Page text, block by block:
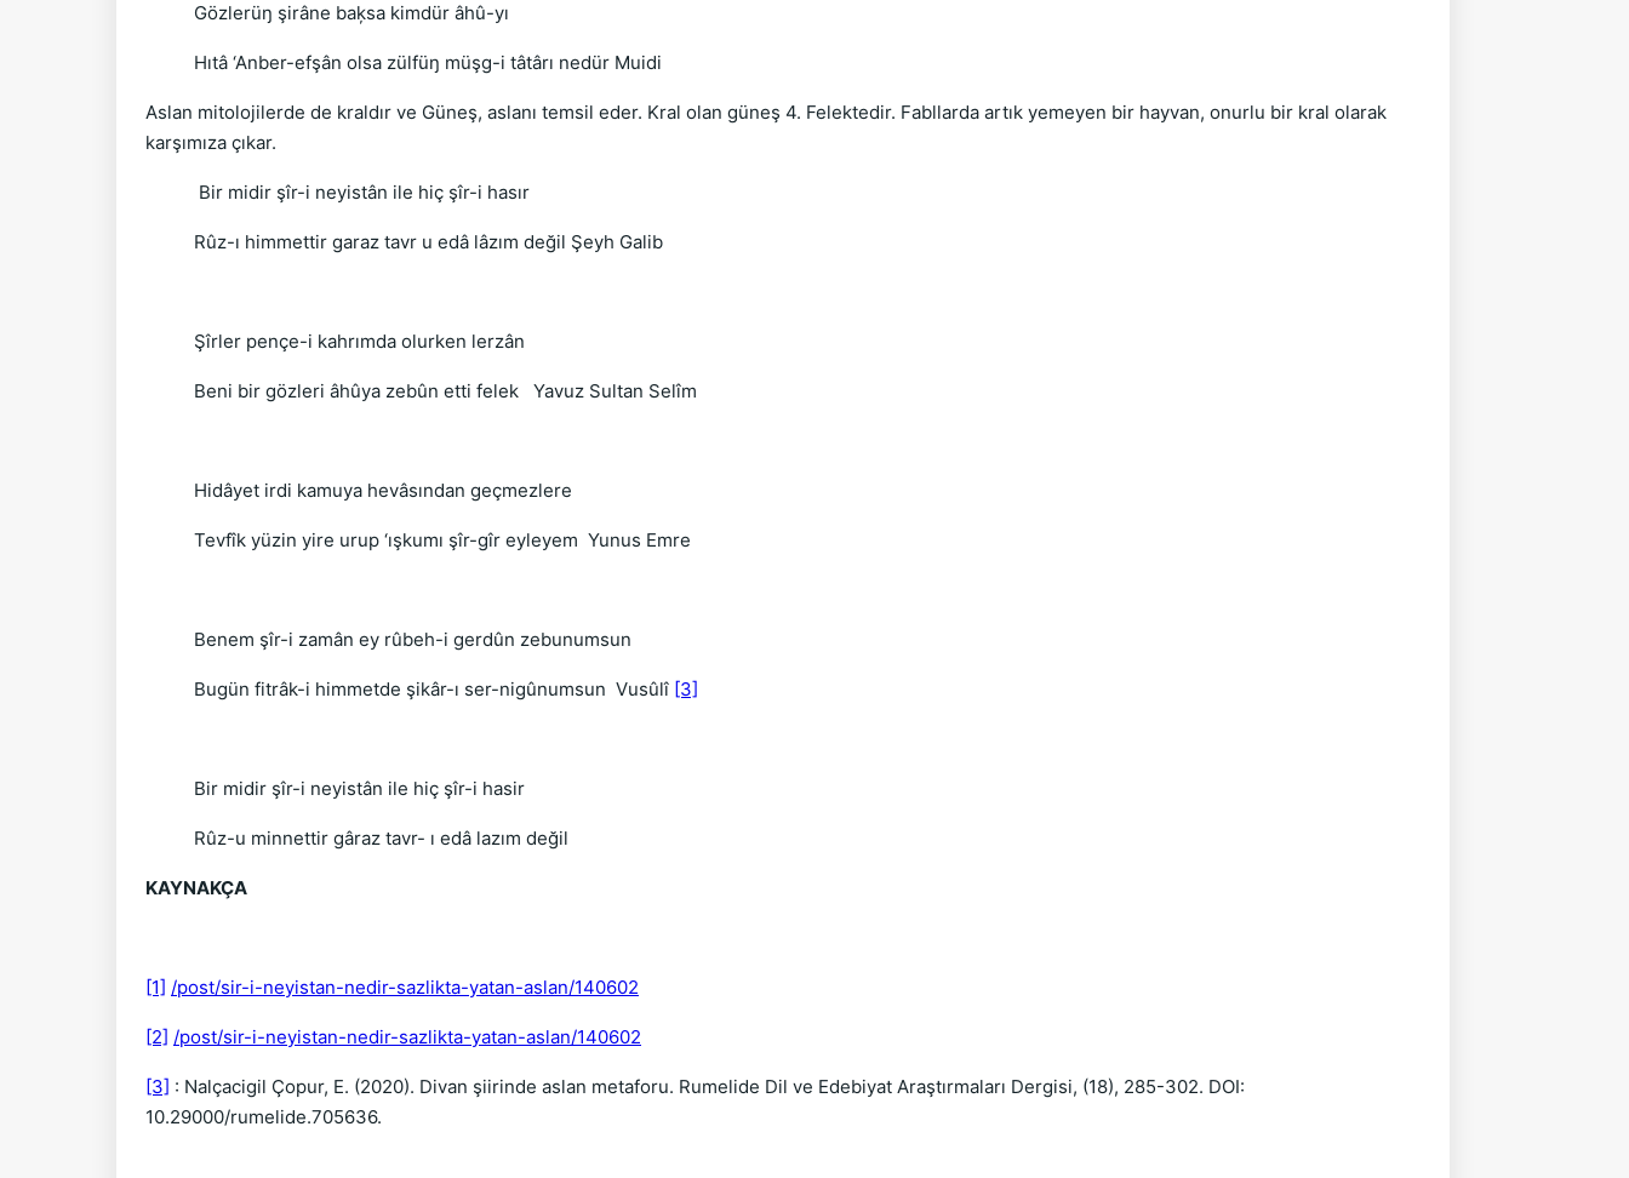
Gözlerüŋ şirâne baķsa kimdür âhû-yı
Hıtâ ‘Anber-efşân olsa zülfüŋ müşg-i tâtârı nedür Muidi
Aslan mitolojilerde de kraldır ve Güneş, aslanı temsil eder. Kral olan güneş 4. Felektedir. Fabllarda artık yemeyen bir hayvan, onurlu bir kral olarak
karşımıza çıkar.
Bir midir şîr-i neyistân ile hiç şîr-i hasır
Rûz-ı himmettir garaz tavr u edâ lâzım değil Şeyh Galib
Şîrler pençe-i kahrımda olurken lerzân
Beni bir gözleri âhûya zebûn etti felek Yavuz Sultan Selîm
Hidâyet irdi kamuya hevâsından geçmezlere
Tevfîk yüzin yire urup ‘ışkumı şîr-gîr eyleyem Yunus Emre
Benem şîr-i zamân ey rûbeh-i gerdûn zebunumsun
Bugün fitrâk-i himmetde şikâr-ı ser-nigûnumsun Vusûlî [3]
Bir midir şîr-i neyistân ile hiç şîr-i hasir
Rûz-u minnettir gâraz tavr- ı edâ lazım değil
KAYNAKÇA
[1] /post/sir-i-neyistan-nedir-sazlikta-yatan-aslan/140602
[2] /post/sir-i-neyistan-nedir-sazlikta-yatan-aslan/140602
[3] : Nalçacigil Çopur, E. (2020). Divan şiirinde aslan metaforu. Rumelide Dil ve Edebiyat Araştırmaları Dergisi, (18), 285-302. DOI:
10.29000/rumelide.705636.